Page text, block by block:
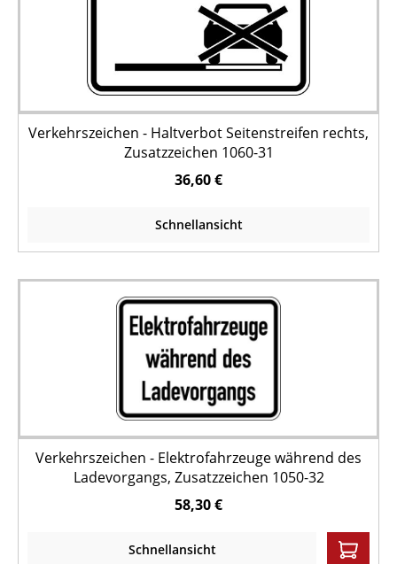
Verkehrszeichen - Haltverbot Seitenstreifen rechts,
Zusatzzeichen 1060-31
36,60 €
Schnellansicht
Verkehrszeichen - Elektrofahrzeuge während des
Ladevorgangs, Zusatzzeichen 1050-32
58,30 €
Schnellansicht